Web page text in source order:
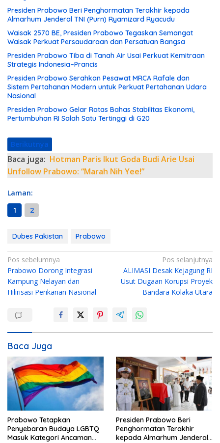
Presiden Prabowo Beri Penghormatan Terakhir kepada
Almarhum Jenderal TNI (Purn) Ryamizard Ryacudu
Waisak 2570 BE, Presiden Prabowo Tegaskan Semangat
Waisak Perkuat Persaudaraan dan Persatuan Bangsa
Presiden Prabowo Tiba di Tanah Air Usai Perkuat Kemitraan
Strategis Indonesia–Prancis
Presiden Prabowo Serahkan Pesawat MRCA Rafale dan
Sistem Pertahanan Modern untuk Perkuat Pertahanan Udara
Nasional
Presiden Prabowo Gelar Ratas Bahas Stabilitas Ekonomi,
Pertumbuhan RI Salah Satu Tertinggi di G20
Berikutnya
Baca juga: Hotman Paris Ikut Goda Budi Arie Usai
Unfollow Prabowo: “Marah Nih Yee!”
Laman:
1
2
Dubes Pakistan Prabowo
N
a
v
a
s
i
p
o
s
Pos sebelumnya
Prabowo Dorong Integrasi
Kampung Nelayan dan
Hilirisasi Perikanan Nasional
Pos selanjutnya
ALIMASI Desak Kejagung RI
Usut Dugaan Korupsi Proyek
Bandara Kolaka Utara
Baca Juga
Prabowo Tetapkan
Penyebaran Budaya LGBTQ
Masuk Kategori Ancaman
Presiden Prabowo Beri
Penghormatan Terakhir
kepada Almarhum Jenderal